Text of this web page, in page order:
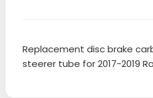
Replacement disc brake
steerer tube for 2017-2019